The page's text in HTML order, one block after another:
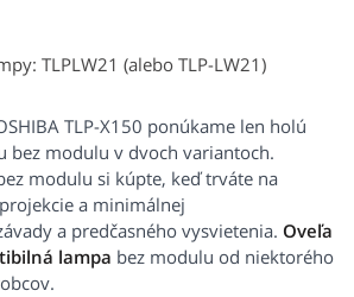
TLPLW21 (alebo TLP-LW21)
TLP-X150 ponúkame len holú
bez modulu v dvoch variantoch.
modulu si kúpte, keď trváte na
a minimálnej
a predčasného vysvietenia. Oveľa
lampa bez modulu od niektorého